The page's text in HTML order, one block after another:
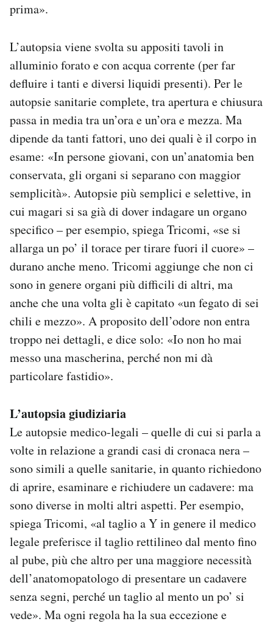
prima».
L’autopsia viene svolta su appositi tavoli in
alluminio forato e con acqua corrente (per far
defluire i tanti e diversi liquidi presenti). Per le
autopsie sanitarie complete, tra apertura e chiusura
passa in media tra un’ora e un’ora e mezza. Ma
dipende da tanti fattori, uno dei quali è il corpo in
esame: «In persone giovani, con un’anatomia ben
conservata, gli organi si separano con maggior
semplicità». Autopsie più semplici e selettive, in
cui magari si sa già di dover indagare un organo
specifico – per esempio, spiega Tricomi, «se si
allarga un po’ il torace per tirare fuori il cuore» –
durano anche meno. Tricomi aggiunge che non ci
sono in genere organi più difficili di altri, ma
anche che una volta gli è capitato «un fegato di sei
chili e mezzo». A proposito dell’odore non entra
troppo nei dettagli, e dice solo: «Io non ho mai
messo una mascherina, perché non mi dà
particolare fastidio».
L’autopsia giudiziaria
Le autopsie medico-legali – quelle di cui si parla a
volte in relazione a grandi casi di cronaca nera –
sono simili a quelle sanitarie, in quanto richiedono
di aprire, esaminare e richiudere un cadavere: ma
sono diverse in molti altri aspetti. Per esempio,
spiega Tricomi, «al taglio a Y in genere il medico
legale preferisce il taglio rettilineo dal mento fino
al pube, più che altro per una maggiore necessità
dell’anatomopatologo di presentare un cadavere
senza segni, perché un taglio al mento un po’ si
vede». Ma ogni regola ha la sua eccezione e